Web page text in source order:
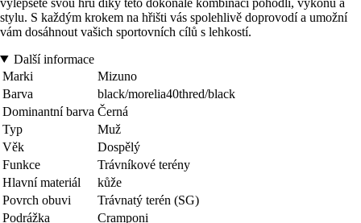
stylu. S každým krokem na hřišti vás spolehlivě doprovodí a umožní
vám dosáhnout vašich sportovních cílů s lehkostí.
Další informace
Marki
Mizuno
Barva
black/morelia40thred/black
Dominantní barva Černá
Typ
Muž
Věk
Dospělý
Funkce
Trávníkové terény
Hlavní materiál
kůže
Povrch obuvi
Trávnatý terén (SG)
Podrážka
Cramponi